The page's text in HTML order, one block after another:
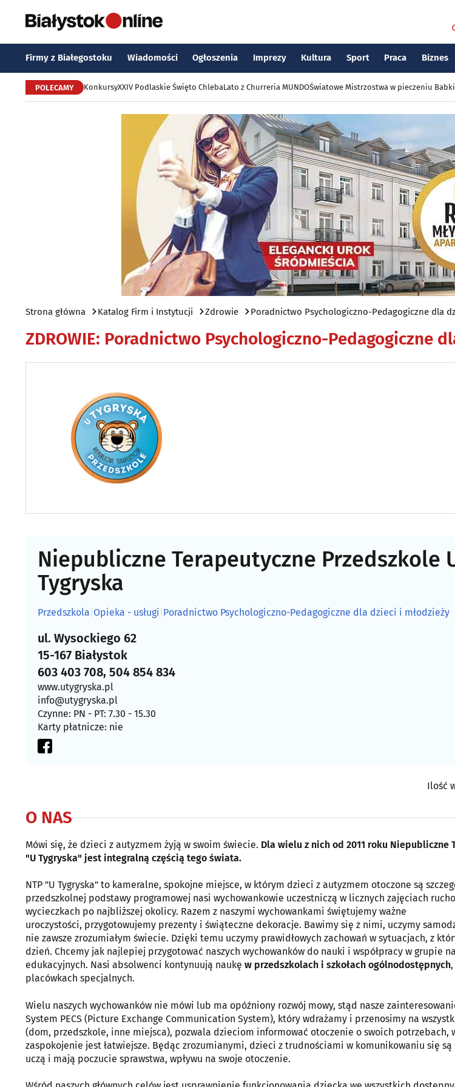
Firmy z Białegostoku Wiadomości Ogłoszenia Imprezy Kultura Sport Praca Biznes
POLECAMY KonkursyXXIV Podlaskie Święto ChlebaLato z Churreria MUNDOŚwiatowe Mistrzostwa w pieczeniu
Strona główna Katalog Firm i Instytucji Zdrowie Poradnictwo Psychologiczno-Pedagogiczne dla
ZDROWIE: Poradnictwo Psychologiczno-Pedagogiczne
Niepubliczne Terapeutyczne Przedszkole
Tygryska
Przedszkola Opieka - usługi Poradnictwo Psychologiczno-Pedagogiczne dla dzieci i młodzieży
ul. Wysockiego 62
15-167 Białystok
603 403 708, 504 854 834
www.utygryska.pl
info@utygryska.pl
Czynne: PN - PT: 7.30 - 15.30
Karty płatnicze: nie
Ilość
O NAS
Mówi się, że dzieci z autyzmem żyją w swoim świecie. Dla wielu z nich od 2011 roku Niepubliczne
"U Tygryska" jest integralną częścią tego świata.
NTP "U Tygryska" to kameralne, spokojne miejsce, w którym dzieci z autyzmem otoczone są
przedszkolnej podstawy programowej nasi wychowankowie uczestniczą w licznych zajęciach
wycieczkach po najbliższej okolicy. Razem z naszymi wychowankami świętujemy ważne
uroczystości, przygotowujemy prezenty i świąteczne dekoracje. Bawimy się z nimi, uczymy
nie zawsze zrozumiałym świecie. Dzięki temu uczymy prawidłowych zachowań w sytuacjach, z
dzień. Chcemy jak najlepiej przygotować naszych wychowanków do nauki i współpracy w grupie
edukacyjnych. Nasi absolwenci kontynuują naukę w przedszkolach i szkołach ogólnodostępnych
placówkach specjalnych.
Wielu naszych wychowanków nie mówi lub ma opóźniony rozwój mowy, stąd nasze
System PECS (Picture Exchange Communication System), który wdrażamy i przenosimy na
(dom, przedszkole, inne miejsca), pozwala dzieciom informować otoczenie o swoich potrzebach,
zaspokojenie jest łatwiejsze. Będąc zrozumianymi, dzieci z trudnościami w komunikowaniu się
uczą i mają poczucie sprawstwa, wpływu na swoje otoczenie.